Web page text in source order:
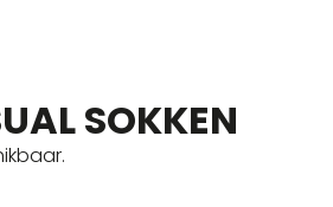
SOKKEN